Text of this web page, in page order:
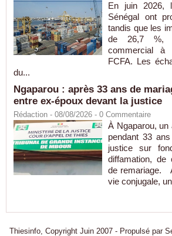
En juin 2026,
Sénégal ont
tandis que les
de 26,7 %,
commercial à
FCFA. Les
du...
Ngaparou : après 33 ans de
entre ex-époux devant la justice
Rédaction - 08/08/2026 - 0 Commentaire
À Ngaparou,
pendant 33
justice sur
diffamation, de
de remariage.
vie conjugale,
Thiesinfo, Copyright Juin 2007 - Propulsé par